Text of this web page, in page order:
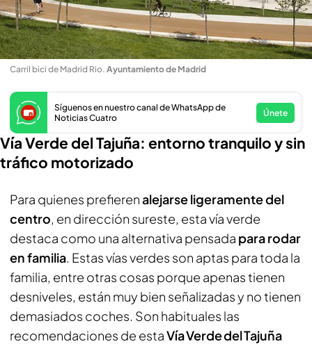
Carril bici de Madrid Rio. Ayuntamiento de Madrid
Síguenos en nuestro canal de WhatsApp de
Noticias Cuatro
Únete
Vía Verde del Tajuña: entorno tranquilo y sin
tráfico motorizado
Para quienes prefierenalejarse ligeramente del
centro, en dirección sureste, esta vía verde
destaca como una alternativa pensada para rodar
en familia. Estas vías verdes son aptas para toda la
familia, entre otras cosas porque apenas tienen
desniveles, están muy bien señalizadas y no tienen
demasiados coches. Son habituales las
recomendaciones de estaVía Verde del Tajuña